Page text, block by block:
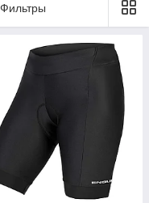
Фильтры